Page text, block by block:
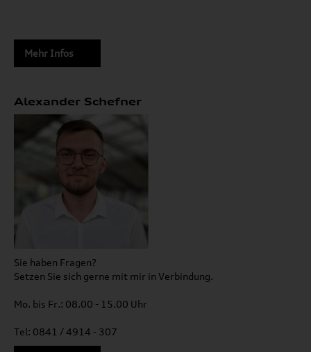
Mehr Infos
Alexander Schefner
Sie haben Fragen?
Setzen Sie sich gerne mit mir in Verbindung.
Mo. bis Fr.: 08.00 - 15.00 Uhr
Tel: 0841 / 4914 - 307